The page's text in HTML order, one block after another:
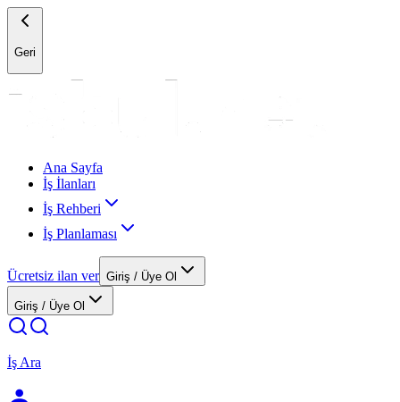
Geri
Ana Sayfa
İş İlanları
İş Rehberi
İş Planlaması
Ücretsiz ilan ver Giriş / Üye Ol
Giriş / Üye Ol
İş Ara